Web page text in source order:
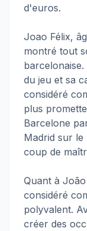
d'euros.
Joao Félix,
montré tout
du jeu et sa
considéré
plus
Barcelone
Madrid sur le
coup de
Quant à
considéré
polyvalent.
créer des